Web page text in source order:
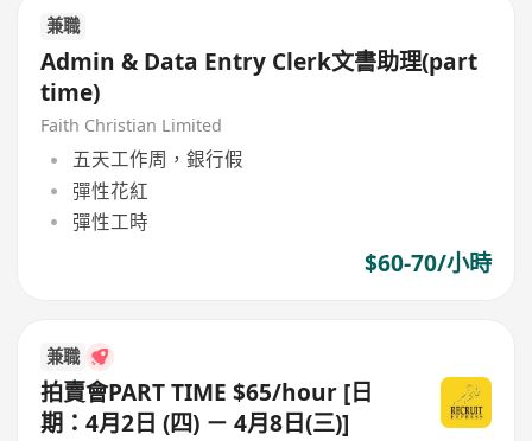
兼職
Admin & Data Entry Clerk文書助理(part
time)
Faith Christian Limited
五天工作周，銀行假
彈性花紅
彈性工時
$60-70/小時
兼職
拍賣會PART TIME $65/hour [日
期：4月2日 (四) － 4月8日(三)]